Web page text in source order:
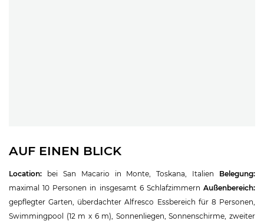
AUF EINEN BLICK
Location: bei San Macario in Monte, Toskana, Italien Belegung:
maximal 10 Personen in insgesamt 6 Schlafzimmern Außenbereich:
gepflegter Garten, überdachter Alfresco Essbereich für 8 Personen,
Swimmingpool (12 m x 6 m), Sonnenliegen, Sonnenschirme, zweiter